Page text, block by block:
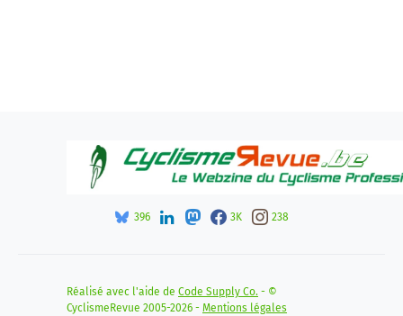
396 3K 238
Réalisé avec l'aide de Code Supply Co. - ©
CyclismeRevue 2005-2026 - Mentions légales